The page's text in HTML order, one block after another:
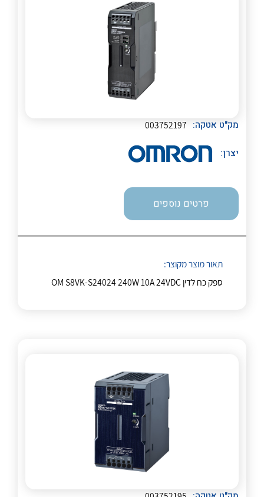
מק"ט אטקה: 003752197
יצרן:
פרטים נוספים
תאור מוצר מקוצר:
ספק כח לדין OM S8VK-S24024 240W 10A 24VDC